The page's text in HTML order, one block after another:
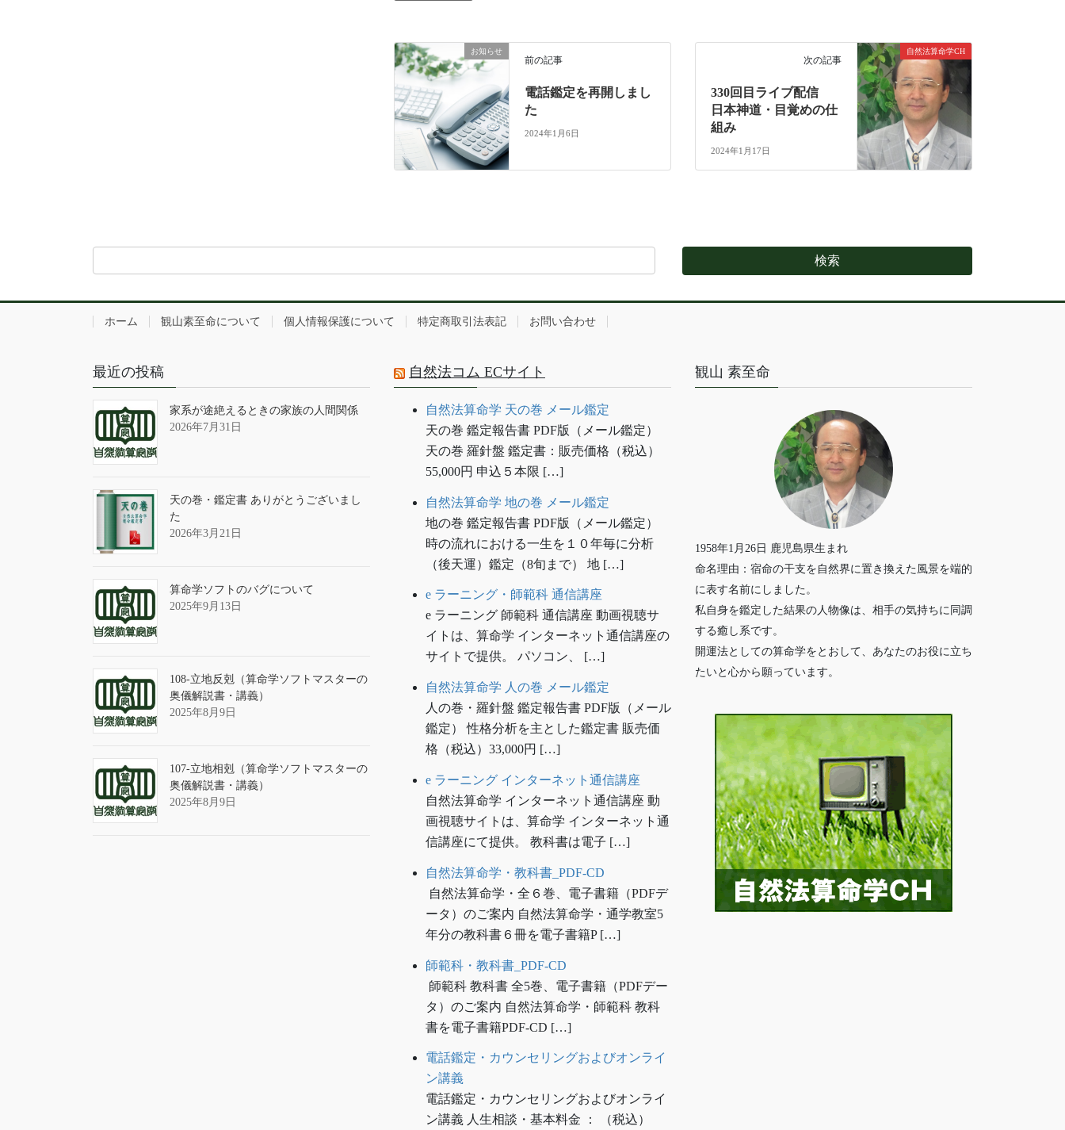
お知らせ
前の記事
電話鑑定を再開しまし
た
2024年1月6日
自然法算命学CH
次の記事
330回目ライブ配信
日本神道・目覚めの仕
組み
2024年1月17日
ホーム 観山素至命について 個人情報保護について 特定商取引法表記 お問い合わせ
最近の投稿
家系が途絶えるときの家族の人間関係
2026年7月31日
天の巻・鑑定書 ありがとうございまし
た
2026年3月21日
算命学ソフトのバグについて
2025年9月13日
108-立地反剋（算命学ソフトマスターの
奥儀解説書・講義）
2025年8月9日
107-立地相剋（算命学ソフトマスターの
奥儀解説書・講義）
2025年8月9日
自然法コム ECサイト
自然法算命学 天の巻 メール鑑定
天の巻 鑑定報告書 PDF版（メール鑑定）
天の巻 羅針盤 鑑定書：販売価格（税込）
55,000円 申込５本限 […]
自然法算命学 地の巻 メール鑑定
地の巻 鑑定報告書 PDF版（メール鑑定）
時の流れにおける一生を１０年毎に分析
（後天運）鑑定（8旬まで） 地 […]
e ラーニング・師範科 通信講座
e ラーニング 師範科 通信講座 動画視聴サ
イトは、算命学 インターネット通信講座の
サイトで提供。 パソコン、 […]
自然法算命学 人の巻 メール鑑定
人の巻・羅針盤 鑑定報告書 PDF版（メール
鑑定） 性格分析を主とした鑑定書 販売価
格（税込）33,000円 […]
e ラーニング インターネット通信講座
自然法算命学 インターネット通信講座 動
画視聴サイトは、算命学 インターネット通
信講座にて提供。 教科書は電子 […]
自然法算命学・教科書_PDF-CD
自然法算命学・全６巻、電子書籍（PDFデ
ータ）のご案内 自然法算命学・通学教室5
年分の教科書６冊を電子書籍P […]
師範科・教科書_PDF-CD
師範科 教科書 全5巻、電子書籍（PDFデー
タ）のご案内 自然法算命学・師範科 教科
書を電子書籍PDF-CD […]
電話鑑定・カウンセリングおよびオンライ
ン講義
電話鑑定・カウンセリングおよびオンライ
ン講義 人生相談・基本料金 ： （税込）
観山 素至命
1958年1月26日 鹿児島県生まれ
命名理由：宿命の干支を自然界に置き換えた風景を端的
に表す名前にしました。
私自身を鑑定した結果の人物像は、相手の気持ちに同調
する癒し系です。
開運法としての算命学をとおして、あなたのお役に立ち
たいと心から願っています。